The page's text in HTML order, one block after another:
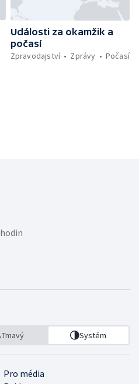
Události za okamžik a
počasí
Zpravodajství
Zprávy Počasí
Tmavý Systém
Pro média